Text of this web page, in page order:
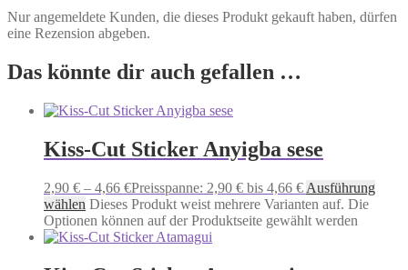
Nur angemeldete Kunden, die dieses Produkt gekauft haben, dürfen
eine Rezension abgeben.
Das könnte dir auch gefallen …
Kiss-Cut Sticker Anyigba sese
2,90 € – 4,66 €Preisspanne: 2,90 € bis 4,66 € Ausführung
wählen Dieses Produkt weist mehrere Varianten auf. Die
Optionen können auf der Produktseite gewählt werden